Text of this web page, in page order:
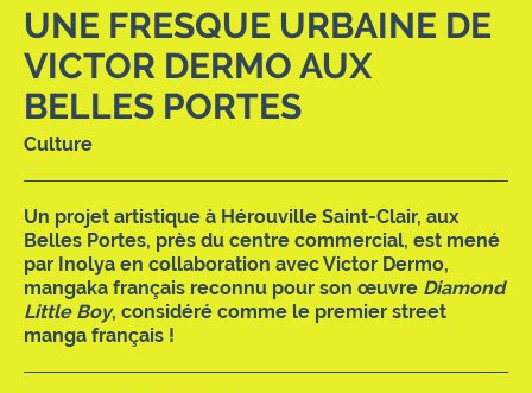
UNE FRESQUE URBAINE DE
VICTOR DERMO AUX
BELLES PORTES
Culture
Un projet artistique à Hérouville Saint-Clair, aux
Belles Portes, près du centre commercial, est mené
par Inolya en collaboration avec Victor Dermo,
mangaka français reconnu pour son œuvre Diamond
Little Boy, considéré comme le premier street
manga français !